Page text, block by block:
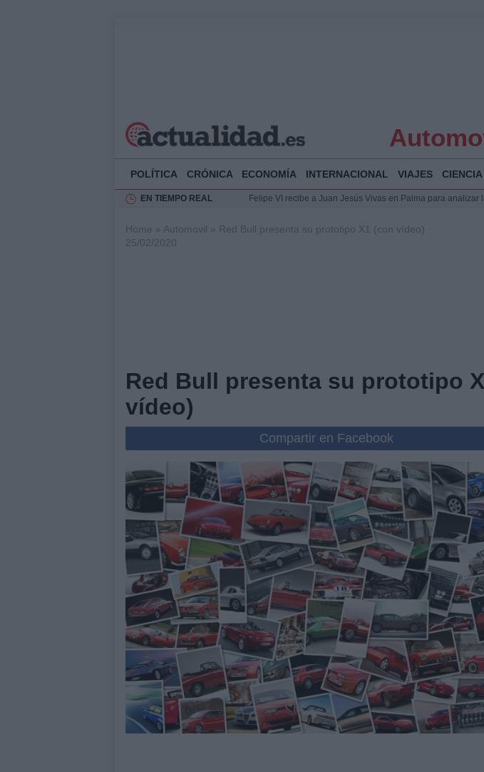
POLÍTICA CRÓNICA ECONOMÍA INTERNACIONAL VIAJES
EN TIEMPO REAL
Felipe VI recibe a Juan Jesús Vivas en Palma para analizar
Impacto económico y humanitario en Ceuta tras la llegada
Home » Automovil » Red Bull presenta su prototipo X1 (con vídeo)
25/02/2020
Red Bull presenta su prototipo
vídeo)
Compartir en Facebook